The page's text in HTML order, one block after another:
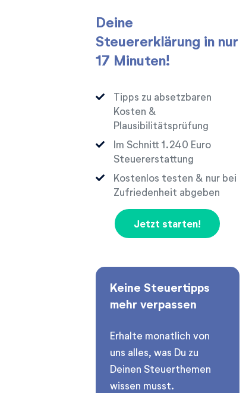
Deine
Steuererklärung in nur
17 Minuten!
Tipps zu absetzbaren
Kosten &
Plausibilitätsprüfung
Im Schnitt
Euro
Steuererstattung
Kostenlos testen & nur bei
Zufriedenheit abgeben
Jetzt starten!
Keine Steuertipps
mehr verpassen
Erhalte monatlich von
uns alles, was Du zu
Deinen Steuerthemen
wissen musst.